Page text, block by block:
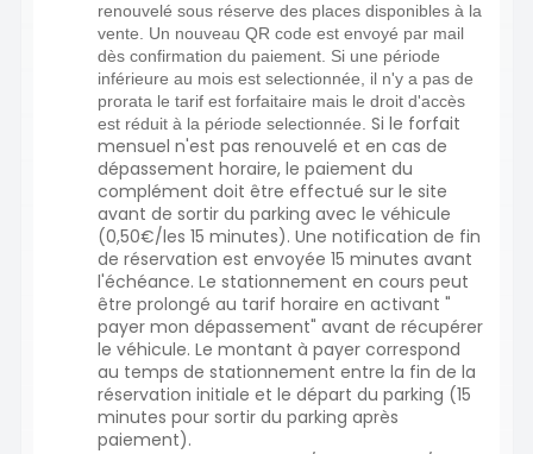
renouvelé sous réserve des places disponibles à la
vente. Un nouveau QR code est envoyé par mail
dès confirmation du paiement. Si une période
inférieure au mois est selectionnée, il n'y a pas de
prorata le tarif est forfaitaire mais le droit d'accès
est réduit à la période selectionnée. Si le forfait
mensuel n'est pas renouvelé et en cas de
dépassement horaire, le paiement du
complément doit être effectué sur le site
avant de sortir du parking avec le véhicule
(0,50€/les 15 minutes). Une notification de fin
de réservation est envoyée 15 minutes avant
l'échéance. Le stationnement en cours peut
être prolongé au tarif horaire en activant "
payer mon dépassement" avant de récupérer
le véhicule. Le montant à payer correspond
au temps de stationnement entre la fin de la
réservation initiale et le départ du parking (15
minutes pour sortir du parking après
paiement).